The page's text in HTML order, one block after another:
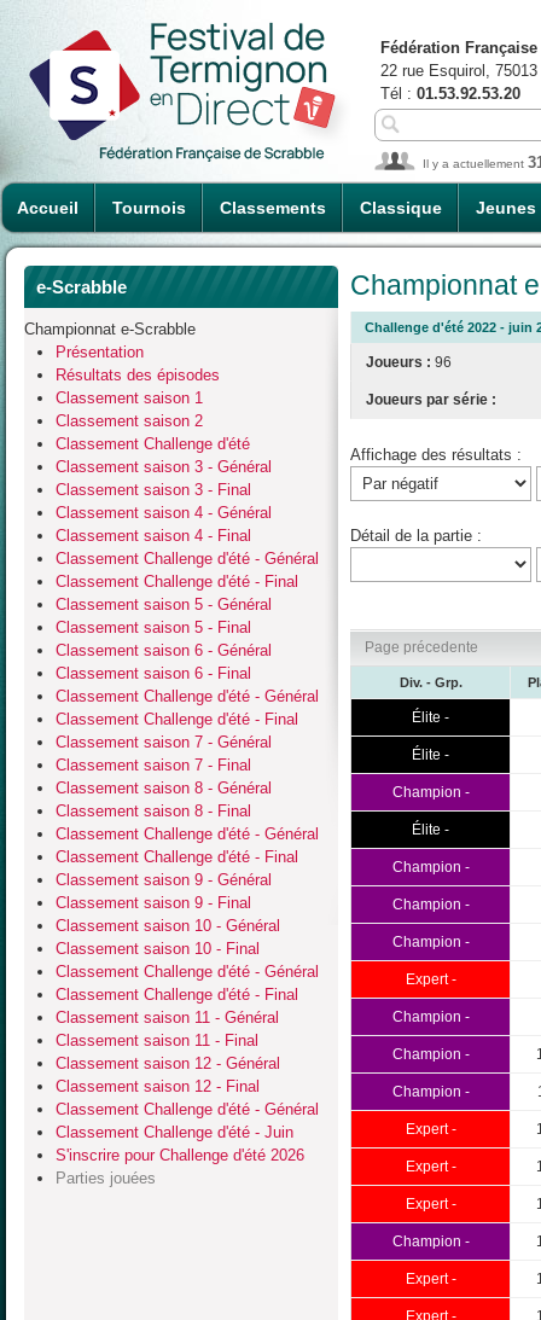
Accueil Tournois Classements Classique Jeunes
Fédération
22 rue Esquirol,
Tél : 01.53.92.53.20
Il y a actuellement
e-Scrabble
Championnat e-Scrabble
Présentation
Résultats des épisodes
Classement saison 1
Classement saison 2
Classement Challenge d'été
Classement saison 3 - Général
Classement saison 3 - Final
Classement saison 4 - Général
Classement saison 4 - Final
Classement Challenge d'été - Général
Classement Challenge d'été - Final
Classement saison 5 - Général
Classement saison 5 - Final
Classement saison 6 - Général
Classement saison 6 - Final
Classement Challenge d'été - Général
Classement Challenge d'été - Final
Classement saison 7 - Général
Classement saison 7 - Final
Classement saison 8 - Général
Classement saison 8 - Final
Classement Challenge d'été - Général
Classement Challenge d'été - Final
Classement saison 9 - Général
Classement saison 9 - Final
Classement saison 10 - Général
Classement saison 10 - Final
Classement Challenge d'été - Général
Classement Challenge d'été - Final
Classement saison 11 - Général
Classement saison 11 - Final
Classement saison 12 - Général
Classement saison 12 - Final
Classement Challenge d'été - Général
Classement Challenge d'été - Juin
S'inscrire pour Challenge d'été 2026
Parties jouées
Championnat
Challenge d'été 2022 - juin
Joueurs : 96
Joueurs par série :
Affichage des résultats :
Détail de la partie :
Page précedente
Div. - Grp.
Élite -
Élite -
Champion -
Élite -
Champion -
Champion -
Champion -
Expert -
Champion -
Champion -
Champion -
Expert -
Expert -
Expert -
Champion -
Expert -